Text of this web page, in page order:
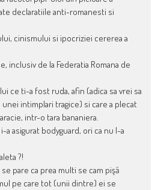
declaratiile anti-romanesti si
cinismului si ipocriziei cererea a
inclusiv de la Federatia Romana de
ce ti-a fost ruda, afin (adica sa vrei sa
unei intimplari tragice) si care a plecat
intr-o tara bananiera.
i-a asigurat bodyguard, ori ca nu l-a
?!
pare ca prea multi se cam pişă
pe care tot (unii dintre) ei se